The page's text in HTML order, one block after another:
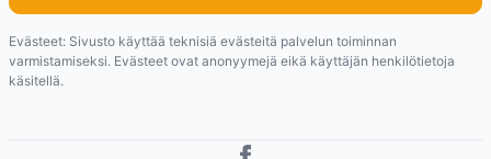
Evästeet: Sivusto käyttää teknisiä evästeitä palvelun toiminnan
varmistamiseksi. Evästeet ovat anonyymejä eikä käyttäjän henkilötietoja
käsitellä.